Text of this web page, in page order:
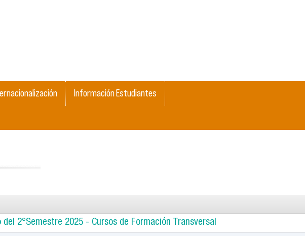
Información Estudiantes
2°Semestre 2025 - Cursos de Formación Transversal